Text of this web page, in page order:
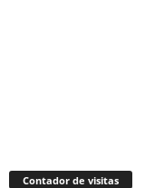
Contador de visitas